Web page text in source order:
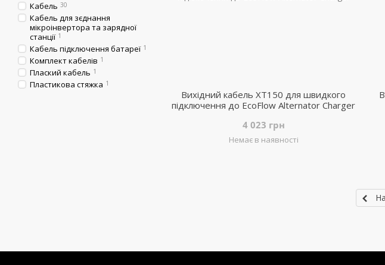
Вихідний кабель XT150 для швидкого
підключення до EcoFlow Alternator Charger
4 023 грн
Немає в наявності
Кабель 30
Кабель для зєднання
мікроінвертора та зарядної
станції 1
Кабель підключення батареї 1
Комплект кабелів 1
Плаский кабель 1
Пластикова стяжка 1